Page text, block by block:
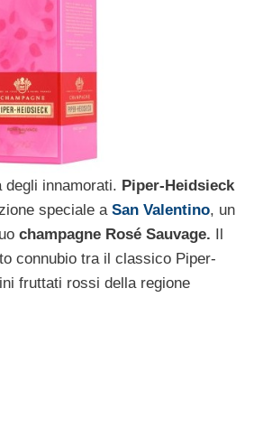
degli innamorati. Piper-Heidsieck
speciale a San Valentino, un
champagne Rosé Sauvage. Il
connubio tra il classico Piper-
fruttati rossi della regione